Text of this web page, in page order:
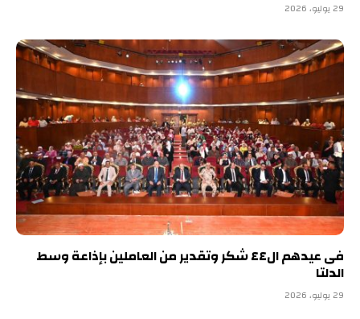
29 يوليو، 2026
فى عيدهم ال٤٤ شكر وتقدير من العاملين بإذاعة وسط
الدلتا
29 يوليو، 2026